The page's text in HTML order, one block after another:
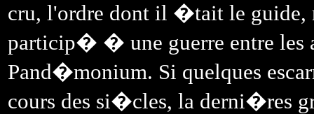
cru, l'ordre dont il �tait le guide,
particip� � une guerre entre les
Pand�monium. Si quelques
cours des si�cles, la derni�res